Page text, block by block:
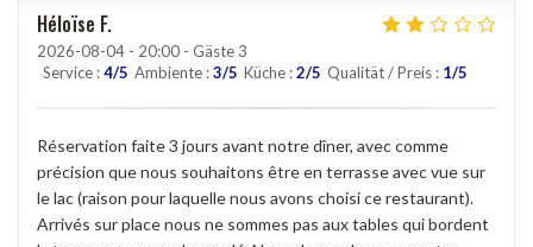
Héloïse F
2026-08-04 - 20:00 - Gäste 3
Service :4/5 Ambiente :3/5 Küche :2/5 Qualität / Preis : 1/5
Réservation faite 3 jours avant notre dîner, avec comme
précision que nous souhaitons être en terrasse avec vue sur
le lac (raison pour laquelle nous avons choisi ce restaurant).
Arrivés sur place nous ne sommes pas aux tables qui bordent